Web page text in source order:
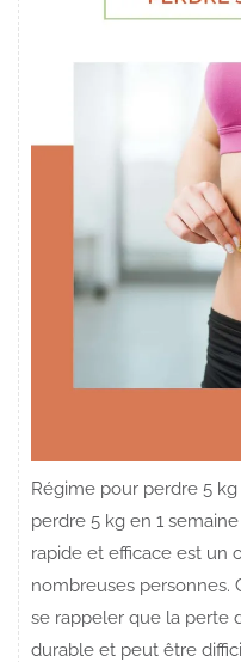
Régime pour perdre 5
perdre 5 kg en 1
rapide et efficace est un
nombreuses personnes.
se rappeler que la perte
durable et peut être